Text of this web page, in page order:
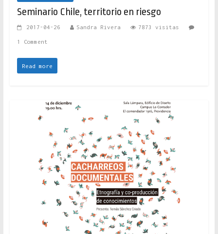
Seminario Chile, territorio en riesgo
2017-04-26 Sandra Rivera 7873 visitas
1 Comment
Read more